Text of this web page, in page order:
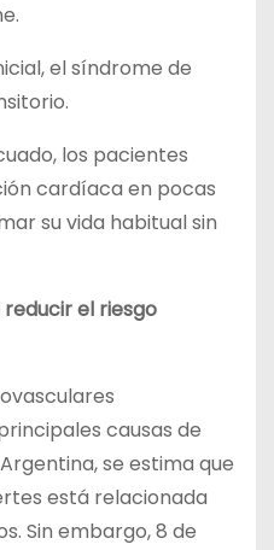
el síndrome de
los pacientes
cardíaca en pocas
su vida habitual sin
el riesgo
causas de
se estima que
está relacionada
Sin embargo, 8 de